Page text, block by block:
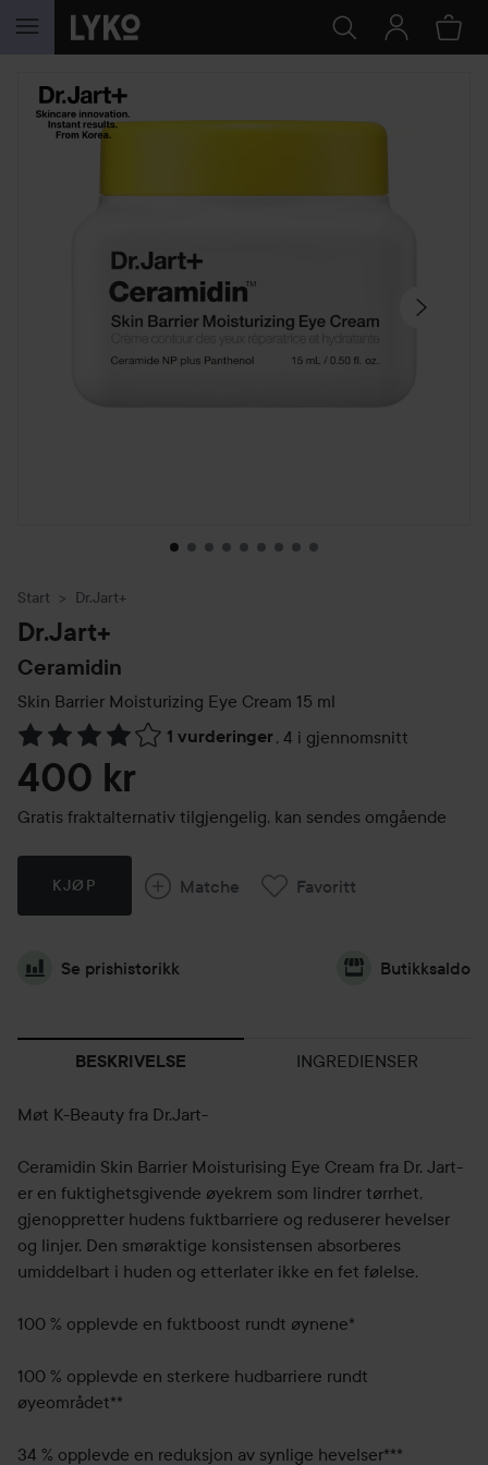
GÅ TIL INNHOLD
HOPP OVER SEKSJON
Start Dr.Jart+
Dr.Jart+
Ceramidin
Skin Barrier Moisturizing Eye Cream 15 ml
1 vurderinger, 4 i gjennomsnitt
Gå til Vurderinger & anmeldelser
400 kr
Gratis fraktalternativ tilgjengelig, kan sendes omgående
KJØP Matche Favoritt
Se prishistorikk Butikksaldo
BESKRIVELSE INGREDIENSER
Møt K-Beauty fra Dr.Jart-
Ceramidin Skin Barrier Moisturising Eye Cream fra Dr. Jart-
er en fuktighetsgivende øyekrem som lindrer tørrhet,
gjenoppretter hudens fuktbarriere og reduserer hevelser
og linjer. Den smøraktige konsistensen absorberes
umiddelbart i huden og etterlater ikke en fet følelse.
100 % opplevde en fuktboost rundt øynene*
100 % opplevde en sterkere hudbarriere rundt
øyeområdet**
34 % opplevde en reduksjon av synlige hevelser***